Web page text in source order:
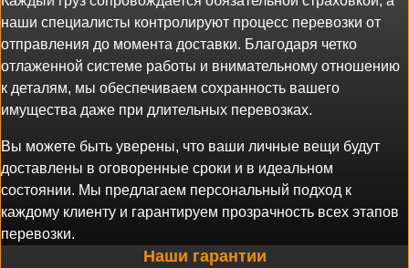
наши специалисты контролируют процесс перевозки от
отправления до момента доставки. Благодаря четко
отлаженной системе работы и внимательному отношению
к деталям, мы обеспечиваем сохранность вашего
имущества даже при длительных перевозках.
Вы можете быть уверены, что ваши личные вещи будут
доставлены в оговоренные сроки и в идеальном
состоянии. Мы предлагаем персональный подход к
каждому клиенту и гарантируем прозрачность всех этапов
перевозки.
Наши гарантии